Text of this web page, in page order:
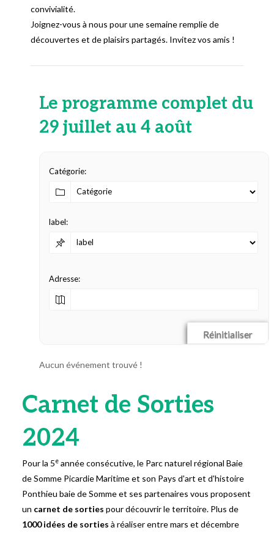
convivialité.
Joignez-vous à nous pour une semaine remplie de
découvertes et de plaisirs partagés. Invitez vos amis !
Le programme complet du
29 juillet au 4 août
Catégorie:
label:
Adresse:
Réinitialiser
Aucun événement trouvé !
Carnet de Sorties
2024
Pour la 5e année consécutive, le Parc naturel régional Baie
de Somme Picardie Maritime et son Pays d'art et d'histoire
Ponthieu baie de Somme et ses partenaires vous proposent
un carnet de sorties pour découvrir le territoire. Plus de
1000 idées de sorties à réaliser entre mars et décembre